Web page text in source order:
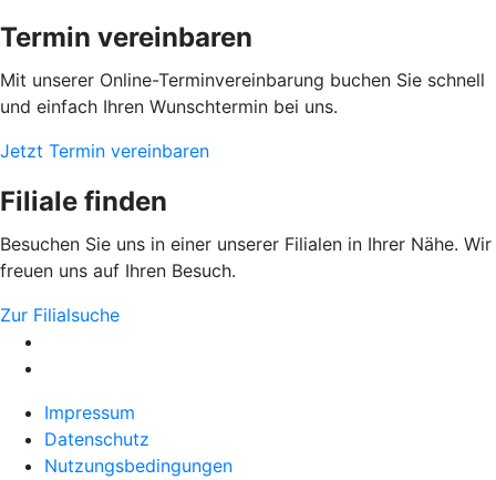
Termin vereinbaren
Mit unserer Online-Terminvereinbarung buchen Sie schnell
und einfach Ihren Wunschtermin bei uns.
Jetzt Termin vereinbaren
Filiale finden
Besuchen Sie uns in einer unserer Filialen in Ihrer Nähe. Wir
freuen uns auf Ihren Besuch.
Zur Filialsuche
Impressum
Datenschutz
Nutzungsbedingungen